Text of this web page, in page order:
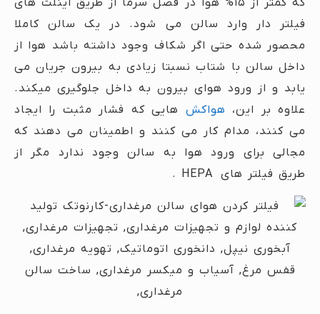
که کمتر از ۱۵% هوا در فصل سرما از طریق اینلت های
فیلتر دار وارد سالن می شود. در یک سالن کاملا
محصور شده حتی اگر شکاف وجود داشته باشد هوا از
داخل سالن با شتاب نسبتا زیادی به بیرون جریان می
یابد و از ورود هوای بیرون به داخل جلوگیری میکند.
علاوه بر این، هواکش هایی که فشار مثبت را ایجاد
می کنند، مدام کار می کنند و اطمینان می دهند که
مجالی برای ورود هوا به سالن وجود ندارد مگر از
طریق فیلتر های HEPA .